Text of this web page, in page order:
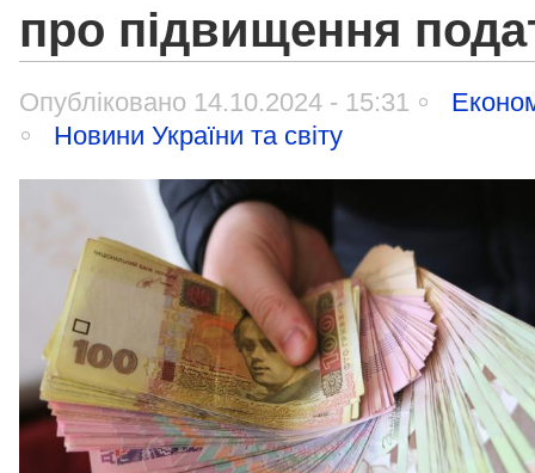
про підвищення
Опубліковано 14.10.2024 - 15:31
Новини України та світу